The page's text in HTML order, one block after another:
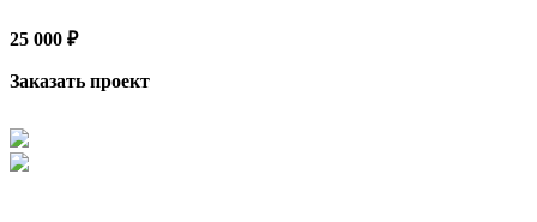
25 000 ₽
Заказать проект